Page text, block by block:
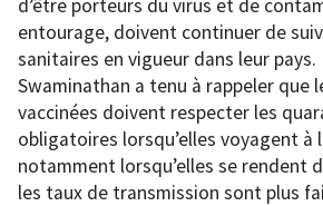
d’être porteurs du virus et de
entourage, doivent continuer de
sanitaires en vigueur dans leur pays.
Swaminathan a tenu à rappeler que
vaccinées doivent respecter les
obligatoires lorsqu’elles voyagent à
notamment lorsqu’elles se rendent
les taux de transmission sont plus